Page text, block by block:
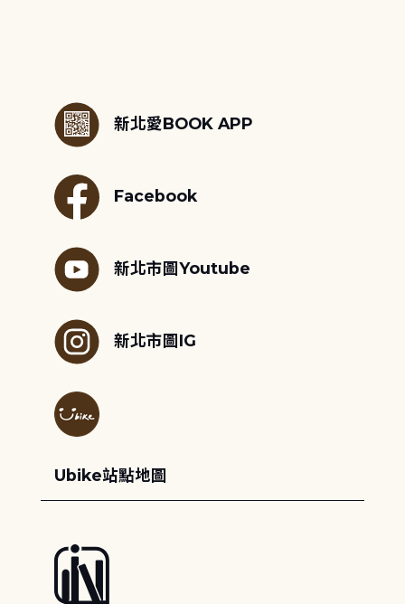
新北愛BOOK APP
Facebook
新北市圖Youtube
新北市圖IG
Ubike站點地圖